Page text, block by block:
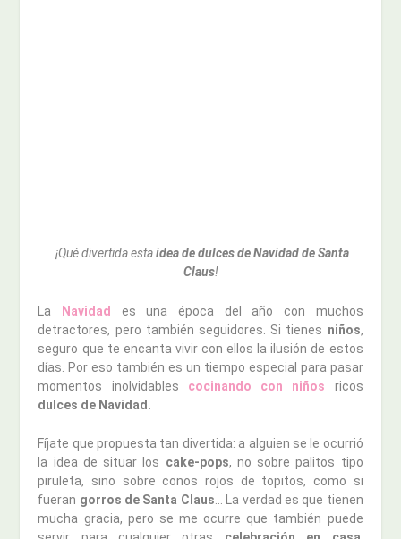
¡Qué divertida estaidea de dulces de Navidad de Santa
Claus!
La Navidad
es una época del año con muchos
detractores, pero también seguidores. Si tienes niños,
seguro que te encanta vivir con ellos la ilusión de estos
días. Por eso también es un tiempo especial para pasar
momentos inolvidables cocinando con niños ricos
dulces de Navidad.
Fíjate que propuesta tan divertida: a alguien se le ocurrió
la idea de situar los cake-pops, no sobre palitos tipo
piruleta, sino sobre conos rojos de topitos, como si
fueran gorros de Santa Claus … La verdad es que tienen
mucha gracia, pero se me ocurre que también puede